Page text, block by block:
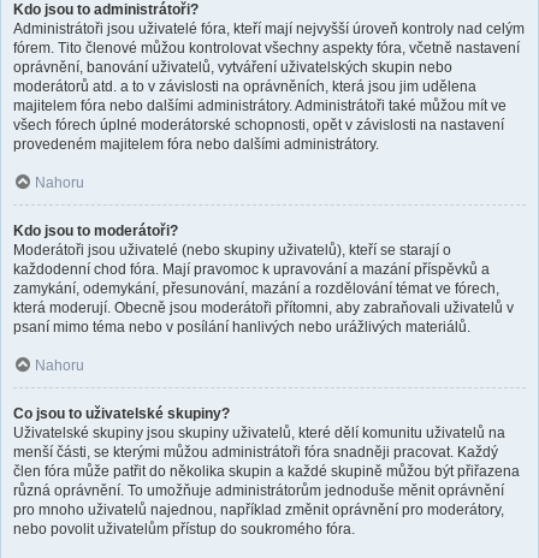
Kdo jsou to administrátoři?
Administrátoři jsou uživatelé fóra, kteří mají nejvyšší úroveň kontroly nad celým
fórem. Tito členové můžou kontrolovat všechny aspekty fóra, včetně nastavení
oprávnění, banování uživatelů, vytváření uživatelských skupin nebo
moderátorů atd. a to v závislosti na oprávněních, která jsou jim udělena
majitelem fóra nebo dalšími administrátory. Administrátoři také můžou mít ve
všech fórech úplné moderátorské schopnosti, opět v závislosti na nastavení
provedeném majitelem fóra nebo dalšími administrátory.
Nahoru
Kdo jsou to moderátoři?
Moderátoři jsou uživatelé (nebo skupiny uživatelů), kteří se starají o
každodenní chod fóra. Mají pravomoc k upravování a mazání příspěvků a
zamykání, odemykání, přesunování, mazání a rozdělování témat ve fórech,
která moderují. Obecně jsou moderátoři přítomni, aby zabraňovali uživatelů v
psaní mimo téma nebo v posílání hanlivých nebo urážlivých materiálů.
Nahoru
Co jsou to uživatelské skupiny?
Uživatelské skupiny jsou skupiny uživatelů, které dělí komunitu uživatelů na
menší části, se kterými můžou administrátoři fóra snadněji pracovat. Každý
člen fóra může patřit do několika skupin a každé skupině můžou být přiřazena
různá oprávnění. To umožňuje administrátorům jednoduše měnit oprávnění
pro mnoho uživatelů najednou, například změnit oprávnění pro moderátory,
nebo povolit uživatelům přístup do soukromého fóra.